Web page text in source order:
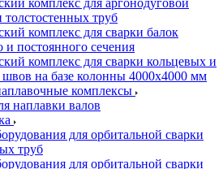
комплекс для аргонодуговой
толстостенных труб
комплекс для сварки балок
и постоянного сечения
комплекс для сварки кольцевых и
на базе колонны 4000x4000 мм
комплексы
наплавки валов
для орбитальной сварки
труб
для орбитальной сварки